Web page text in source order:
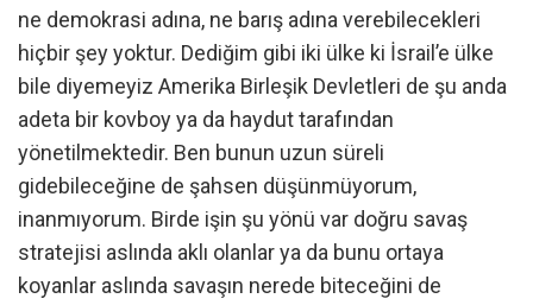
ne demokrasi adına, ne barış adına verebilecekleri
hiçbir şey yoktur. Dediğim gibi iki ülke ki İsrail’e ülke
bile diyemeyiz Amerika Birleşik Devletleri de şu anda
adeta bir kovboy ya da haydut tarafından
yönetilmektedir. Ben bunun uzun süreli
gidebileceğine de şahsen düşünmüyorum,
inanmıyorum. Birde işin şu yönü var doğru savaş
stratejisi aslında aklı olanlar ya da bunu ortaya
koyanlar aslında savaşın nerede biteceğini de